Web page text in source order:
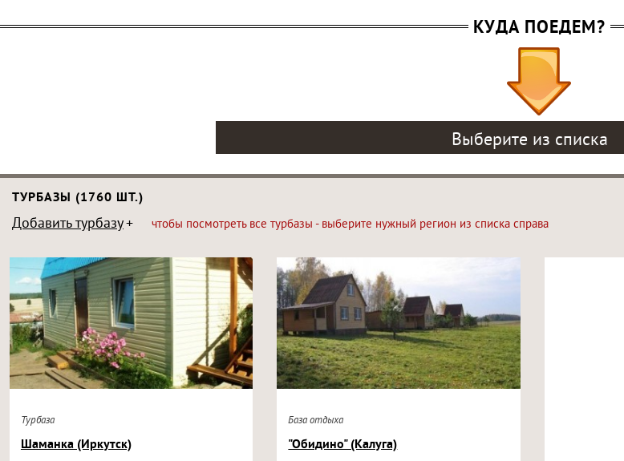
КУДА ПОЕДЕМ?
Выберите из списка
ТУРБАЗЫ (1760 ШТ.)
Добавить турбазу чтобы посмотреть все турбазы - выберите нужный регион из списка справа
Турбаза
Шаманка (Иркутск)
База отдыха
"Обидино" (Калуга)